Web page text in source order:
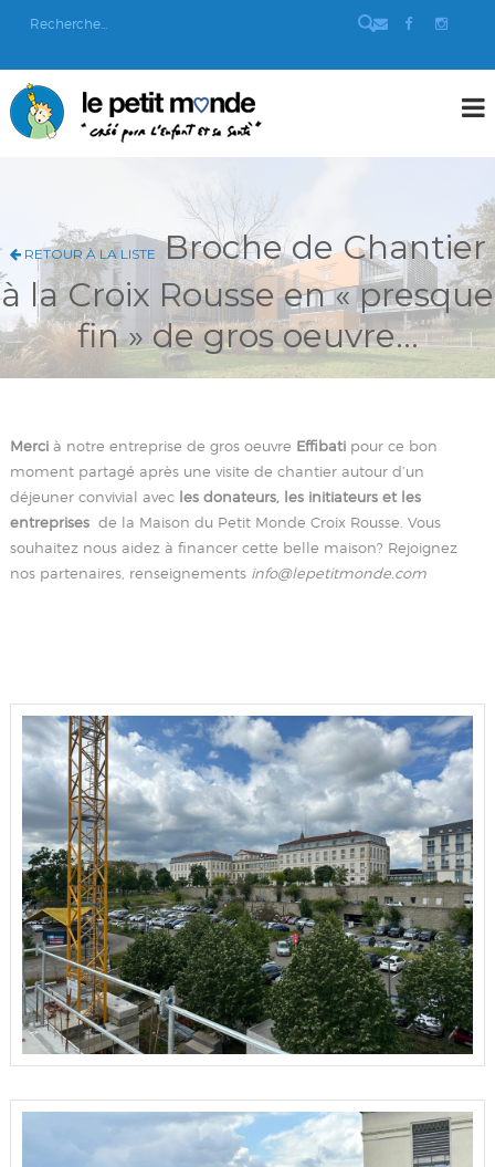
RETOUR À LA LISTE Broche de Chantier
à la Croix Rousse en « presque
fin » de gros oeuvre…
Mercià notre entreprise de gros oeuvre Effibatipour ce bon
moment partagé après une visite de chantier autour d’un
déjeuner convivial avec les donateurs, les initiateurs et les
entreprisesde la Maison du Petit Monde Croix Rousse. Vous
souhaitez nous aidez à financer cette belle maison? Rejoignez
nos partenaires, renseignements info@lepetitmonde.com